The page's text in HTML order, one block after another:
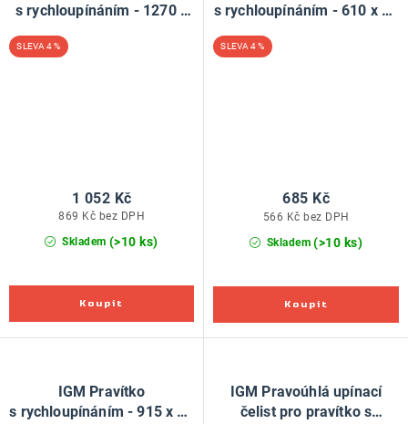
s rychloupínáním - 1270 x
4 %
Skladem (>10 ks)
869 Kč bez DPH
1 052 Kč
s rychloupínáním - 610 x 50
4 %
Skladem (>10 ks)
566 Kč bez DPH
685 Kč
IGM Pravítko
s rychloupínáním - 915 x 50
IGM Pravoúhlá upínací
čelist pro pravítko s